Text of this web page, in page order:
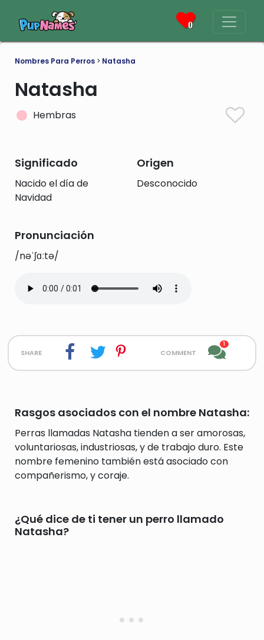
0
Nombres Para Perros > Natasha
Natasha
Hembras
Significado
Nacido el día de
Navidad
Origen
Desconocido
Pronunciación
/nəˈʃɑːtə/
share comment
1
Rasgos asociados con el nombre Natasha:
Perras llamadas Natasha tienden a ser amorosas,
voluntariosas, industriosas, y de trabajo duro. Este
nombre femenino también está asociado con
compañerismo, y coraje.
¿Qué dice de ti tener un perro llamado
Natasha?